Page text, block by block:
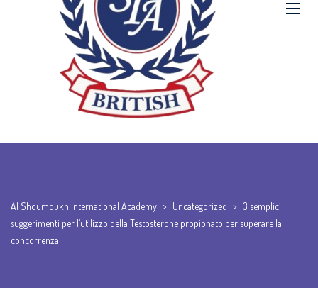
Al Shoumoukh International Academy > Uncategorized > 3 semplici
suggerimenti per l’utilizzo della Testosterone propionato per superare la
concorrenza